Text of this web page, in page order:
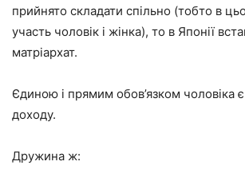
прийнято складати спільно (тобто в
участь чоловік і жінка), то в Японії
матріархат.
Єдиною і прямим обов’язком чоловіка
доходу.
Дружина ж: